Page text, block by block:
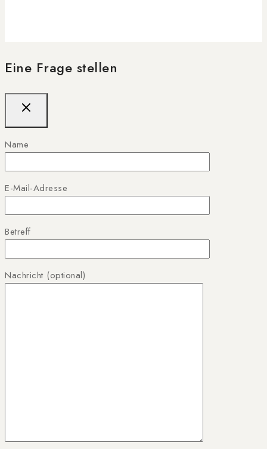
Eine Frage stellen
Name
E-Mail-Adresse
Betreff
Nachricht (optional)